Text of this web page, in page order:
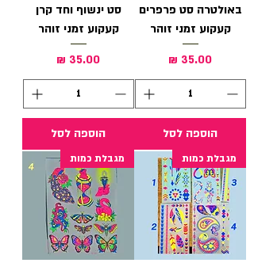
באולטרה סט פרפרים
קעקוע זמני זוהר
מחיר
הוספה לסל
סט ינשוף וחד קרן
קעקוע זמני זוהר
מחיר
הוספה לסל
מגבלת כמות מגבלת כמות